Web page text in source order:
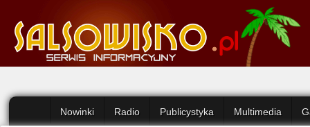
Nowinki Radio Publicystyka Multimedia